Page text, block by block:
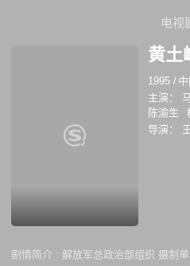
电视
黄土
1995 /
主演：
陈渝生
导演：
剧情简介 : 解放军总政治部组织 摄制